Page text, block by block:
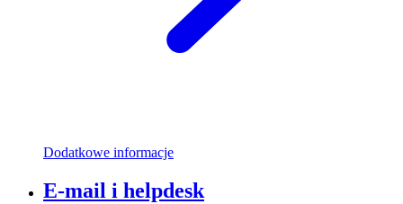
Dodatkowe informacje
E-mail i helpdesk